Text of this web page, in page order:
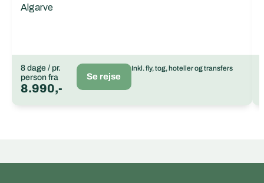
Algarve
8 dage / pr.
person fra
8.990,-
Se rejse
Inkl. fly, tog, hoteller og transfers